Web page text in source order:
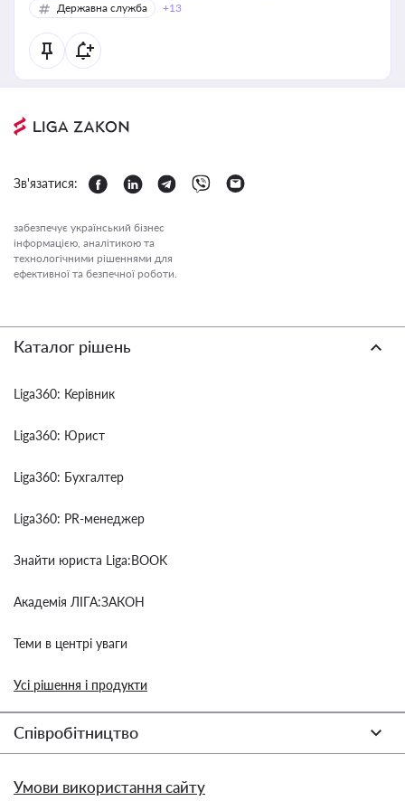
Державна служба
+13
Зв'язатися:
забезпечує український бізнес
інформацією, аналітикою та
технологічними рішеннями для
ефективної та безпечної роботи.
Каталог рішень
Liga360: Керівник
Liga360: Юрист
Liga360: Бухгалтер
Liga360: PR-менеджер
Знайти юриста Liga:BOOK
Академія ЛІГА:ЗАКОН
Теми в центрі уваги
Усі рішення і продукти
Співробітництво
Умови використання сайту